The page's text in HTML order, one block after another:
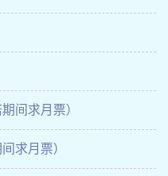
间求月票）
求月票）